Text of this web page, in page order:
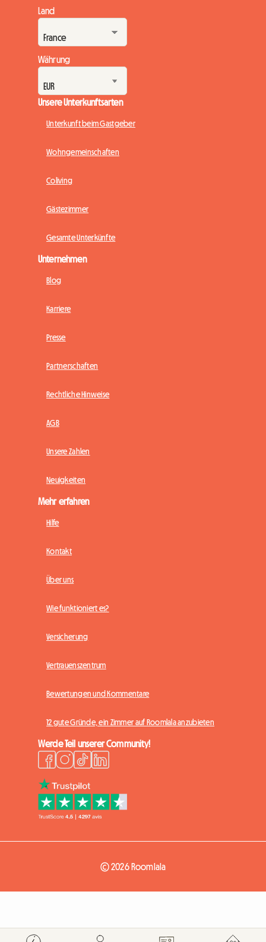
mehr junge Menschen an, doch die Infrastruktur kommt dem
Wachstum kaum hinterher. Bei Roomlala begleiten wir jedes
Jahr Tausende von Studenten bei ...
Land
Währung
Unsere Unterkunftsarten
Unterkunft beim Gastgeber
Wohngemeinschaften
Coliving
Gästezimmer
Gesamte Unterkünfte
Unternehmen
Blog
Karriere
Presse
Partnerschaften
Rechtliche Hinweise
AGB
Unsere Zahlen
Neuigkeiten
Mehr erfahren
Hilfe
Kontakt
Über uns
Wie funktioniert es?
Versicherung
Vertrauenszentrum
Bewertungen und Kommentare
12 gute Gründe, ein Zimmer auf Roomlala anzubieten
Werde Teil unserer Community!
© 2026 Roomlala